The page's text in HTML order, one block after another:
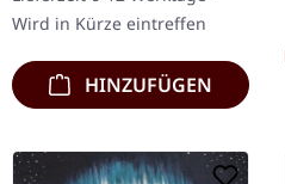
tiefgründige…
Wird in Kürze eintreffen
HINZUFÜGEN